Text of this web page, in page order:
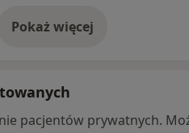
Pokaż więcej
o adresie
pacjentów prywatnych.